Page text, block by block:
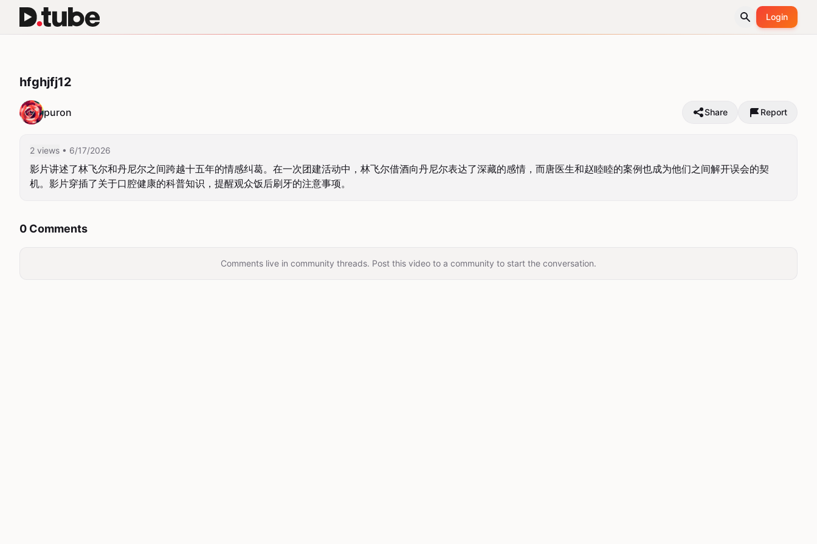
Login
hfghjfj12
puron Share Report
2 views • 6/17/2026
影片讲述了林飞尔和丹尼尔之间跨越十五年的情感纠葛。在一次团建活动中，林飞尔借酒向丹尼尔表达了深藏的感情，而唐医生和赵睦睦的案例也成为他们之间解开误会的契
机。影片穿插了关于口腔健康的科普知识，提醒观众饭后刷牙的注意事项。
0 Comments
Comments live in community threads. Post this video to a community to start the conversation.